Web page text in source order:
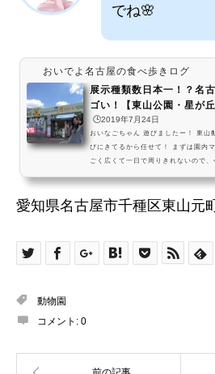
でね🌸
おいでよ名古屋の食べ歩きログ
展示種類数日本一！？名
ゴい！【東山公園・星が丘
🕒️2019年7月24日
おいなごちゃん 遊びましたー！ 東山
びにきてるから任せて！ まずは園内
ごく広くて一日で周りきれないので
物・・より目立つ！？恐竜像がお出
愛知県名古屋市千種区東山元
動物園
コメント: 0